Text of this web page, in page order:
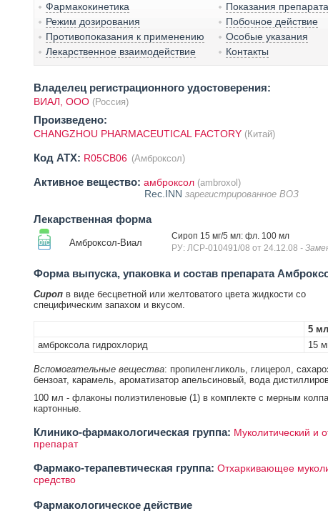
Фармакокинетика
Показания препарата
Режим дозирования
Побочное действие
Противопоказания к применению
Особые указания
Лекарственное взаимодействие
Контакты
Владелец регистрационного удостоверения:
ВИАЛ, ООО (Россия)
Произведено:
CHANGZHOU PHARMACEUTICAL FACTORY (Китай)
Код ATX: R05CB06 (Амброксол)
Активное вещество: амброксол (ambroxol)
Rec.INN зарегистрированное ВОЗ
Лекарственная форма
Амброксол-Виал
Сироп 15 мг/5 мл: фл. 100 мл
РУ: ЛСР-010491/08 от 24.12.08 -
Форма выпуска, упаковка и состав препарата
Сиропв виде бесцветной или желтоватого цвета жидкости со
специфическим запахом и вкусом.
5 мл
амброксола гидрохлорид
15
Вспомогательные вещества: пропиленгликоль, глицерол,
бензоат, карамель, ароматизатор апельсиновый, вода
100 мл - флаконы полиэтиленовые (1) в комплекте с мерным
картонные.
Клинико-фармакологическая группа: Муколитический и
препарат
Фармако-терапевтическая группа: Отхаркивающее
средство
Фармакологическое действие